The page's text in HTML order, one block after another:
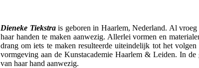
Dieneke Tiekstrais geboren in Haarlem, Nederland. Al vroeg
haar handen te maken aanwezig. Allerlei vormen en
drang om iets te maken resulteerde uiteindelijk tot het
vormgeving aan de Kunstacademie Haarlem & Leiden. In de
van haar hand aanwezig.